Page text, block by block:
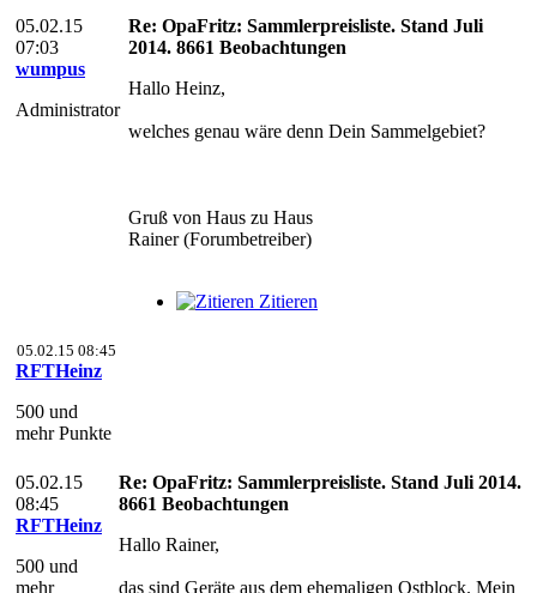
05.02.15
07:03
wumpus
Administrator
Re: OpaFritz: Sammlerpreisliste. Stand Juli
2014. 8661 Beobachtungen
Hallo Heinz,
welches genau wäre denn Dein Sammelgebiet?
Gruß von Haus zu Haus
Rainer (Forumbetreiber)
Zitieren
05.02.15 08:45
RFTHeinz
500 und
mehr Punkte
05.02.15
08:45
RFTHeinz
500 und
mehr
Re: OpaFritz: Sammlerpreisliste. Stand Juli 2014.
8661 Beobachtungen
Hallo Rainer,
das sind Geräte aus dem ehemaligen Ostblock. Mein